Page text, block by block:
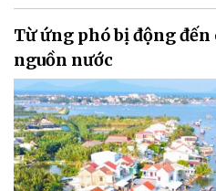
Từ ứng phó bị động
nguồn nước